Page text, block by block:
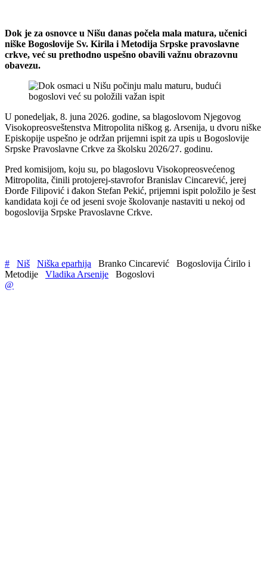
Dok je za osnovce u Nišu danas počela mala matura, učenici
niške Bogoslovije Sv. Kirila i Metodija Srpske pravoslavne
crkve, već su prethodno uspešno obavili važnu obrazovnu
obavezu.
U ponedeljak, 8. juna 2026. godine, sa blagoslovom Njegovog
Visokopreosveštenstva Mitropolita niškog g. Arsenija, u dvoru niške
Episkopije uspešno je održan prijemni ispit za upis u Bogoslovije
Srpske Pravoslavne Crkve za školsku 2026/27. godinu.
Pred komisijom, koju su, po blagoslovu Visokopreosvećenog
Mitropolita, činili protojerej-stavrofor Branislav Cincarević, jerej
Đorđe Filipović i đakon Stefan Pekić, prijemni ispit položilo je šest
kandidata koji će od jeseni svoje školovanje nastaviti u nekoj od
bogoslovija Srpske Pravoslavne Crkve.
# Niš Niška eparhija Branko Cincarević
Bogoslovija Ćirilo i
Metodije
Vladika Arsenije
Bogoslovi
@